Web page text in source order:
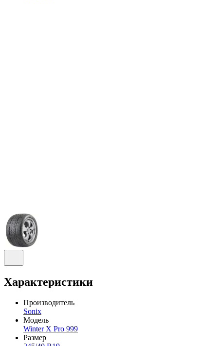
Характеристики
Производитель
Sonix
Модель
Winter X Pro 999
Размер